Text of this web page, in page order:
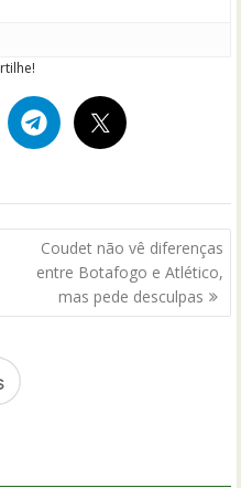
Coudet não vê diferenças
entre Botafogo e Atlético,
mas pede desculpas